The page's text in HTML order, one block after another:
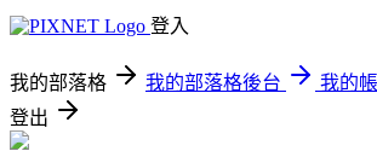
登入
我的部落格 我的部落格後台
我的
登出